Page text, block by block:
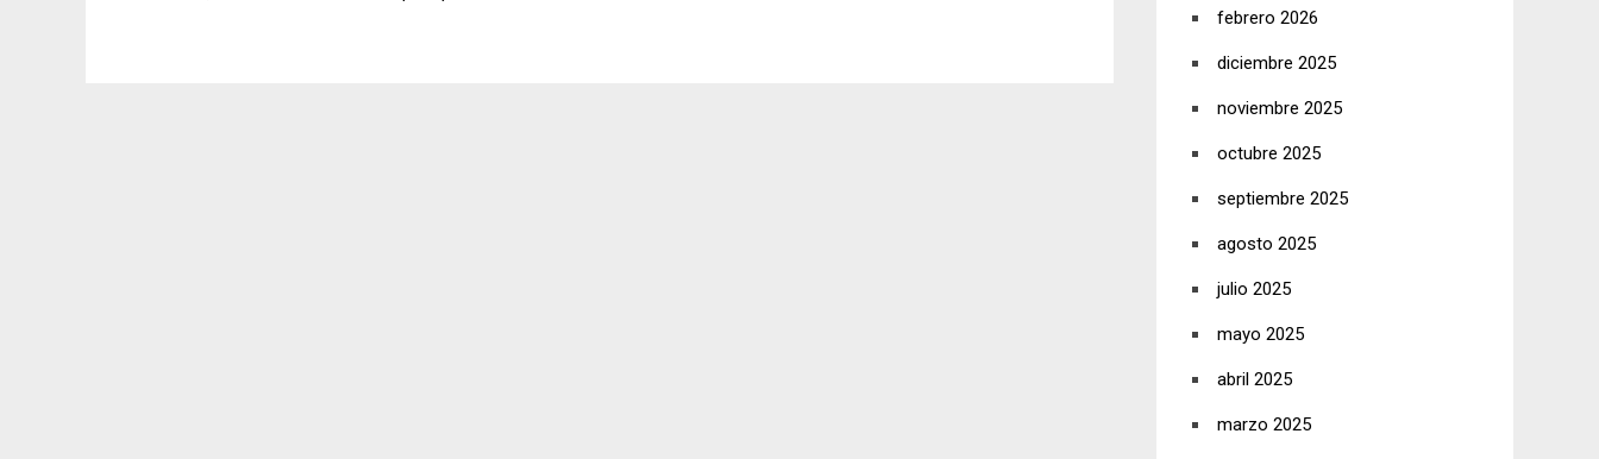
febrero 2026
diciembre 2025
noviembre 2025
octubre 2025
septiembre 2025
agosto 2025
julio 2025
mayo 2025
abril 2025
marzo 2025